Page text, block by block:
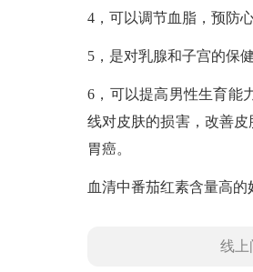
4，可以调节血脂，预防
5，是对乳腺和子宫的保
6，可以提高男性生育能
线对皮肤的损害，改善皮
胃癌。
血清中番茄红素含量高
线上